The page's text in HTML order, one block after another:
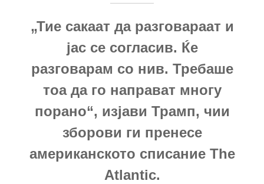
„Тие сакаат да разговараат и
јас се согласив. Ќе
разговарам со нив. Требаше
тоа да го направат многу
порано“, изјави Трамп, чии
зборови ги пренесе
американското списание The
Atlantic.